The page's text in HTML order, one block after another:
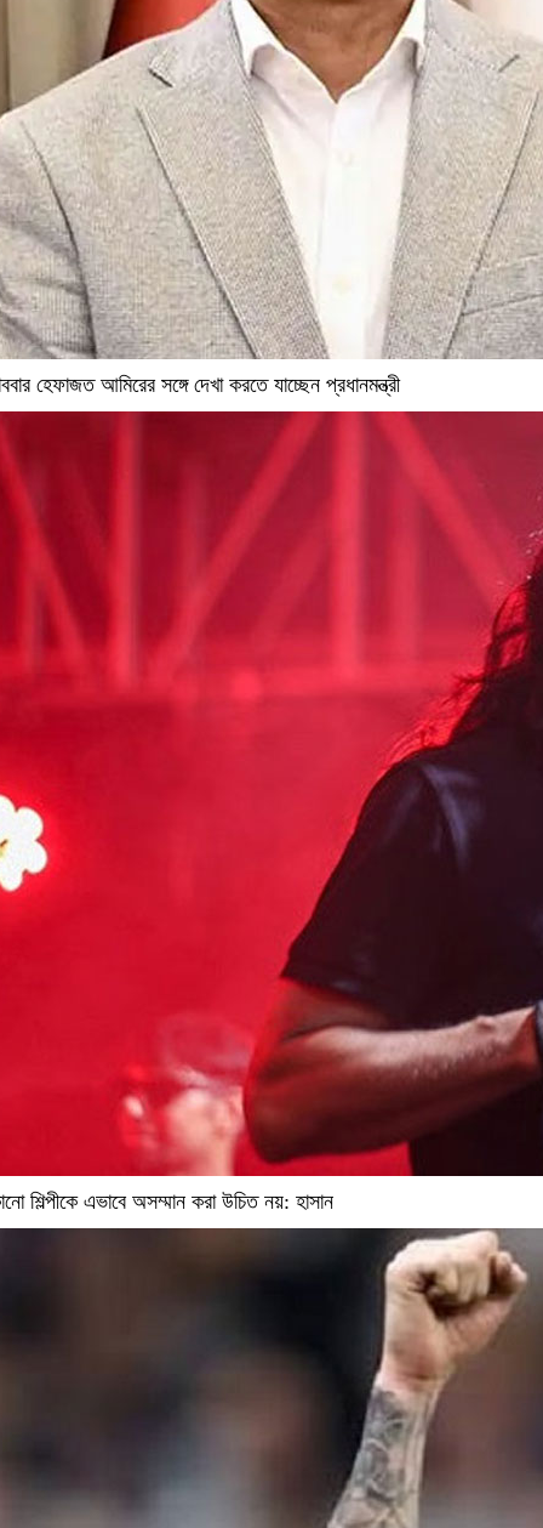
হেফাজত আমিরের সঙ্গে দেখা করতে যাচ্ছেন প্রধানমন্ত্রী
শিল্পীকে এভাবে অসম্মান করা উচিত নয়: হাসান